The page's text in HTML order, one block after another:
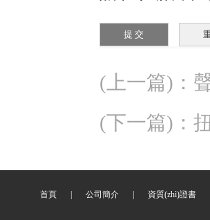
(上一篇) ：
(下一篇) ：
首頁 公司簡介 資質(zhì)證書